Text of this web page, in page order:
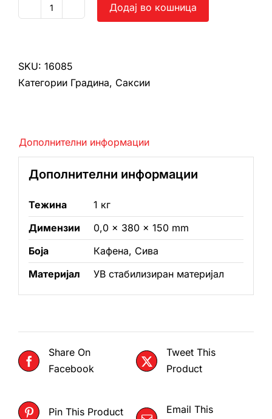
Марјетица
Додај во кошница
SKU: 16085
Категории Градина, Саксии
Дополнителни информации
Дополнителни информации
Тежина
1 кг
Димензии
0,0 × 380 × 150 mm
Боја
Кафена, Сива
Материјал
УВ стабилизиран материјал
Share On
Facebook
Tweet This
Product
Pin This Product
Email This